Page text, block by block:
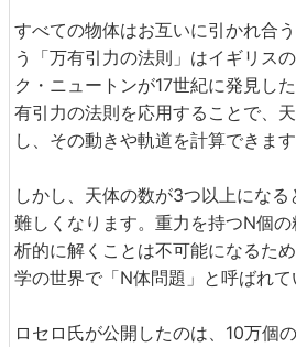
すべての物体はお互いに引かれ合
う「万有引力の法則」はイギリス
ク・ニュートンが17世紀に発見し
有引力の法則を応用することで、
し、その動きや軌道を計算できます
しかし、天体の数が3つ以上にな
難しくなります。重力を持つN個
析的に解くことは不可能になるた
学の世界で「N体問題」と呼ばれて
ロセロ氏が公開したのは、10万個